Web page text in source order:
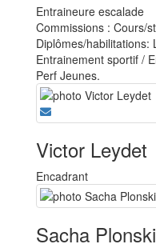
Entraineure escalade
Commissions : Cours/
Diplômes/habilitations:
Entrainement sportif /
Perf Jeunes.
Victor Leydet
Encadrant
Sacha Plonski